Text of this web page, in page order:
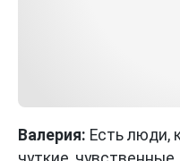
Валерия: Есть люди,